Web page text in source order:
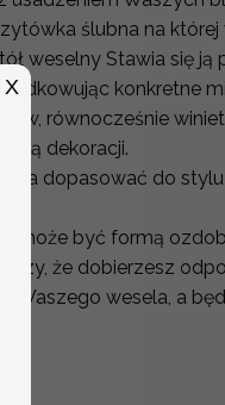
ślubna na
weselny Stawia się
konkretne
równocześnie
dekoracji.
dopasować do
może być formą
że dobierzesz
Waszego wesela, a
X